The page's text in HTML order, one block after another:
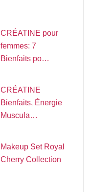
CRÉATINE pour
femmes: 7
Bienfaits po…
CRÉATINE
Bienfaits, Énergie
Muscula…
Makeup Set Royal
Cherry Collection